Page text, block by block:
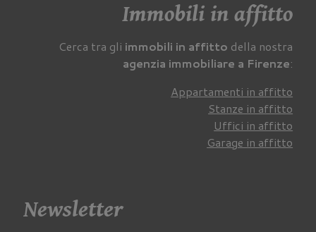
Immobili in affitto
Cerca tra gli immobili in affitto della nostra
agenzia immobiliare a Firenze:
Appartamenti in affitto
Stanze in affitto
Uffici in affitto
Garage in affitto
Newsletter